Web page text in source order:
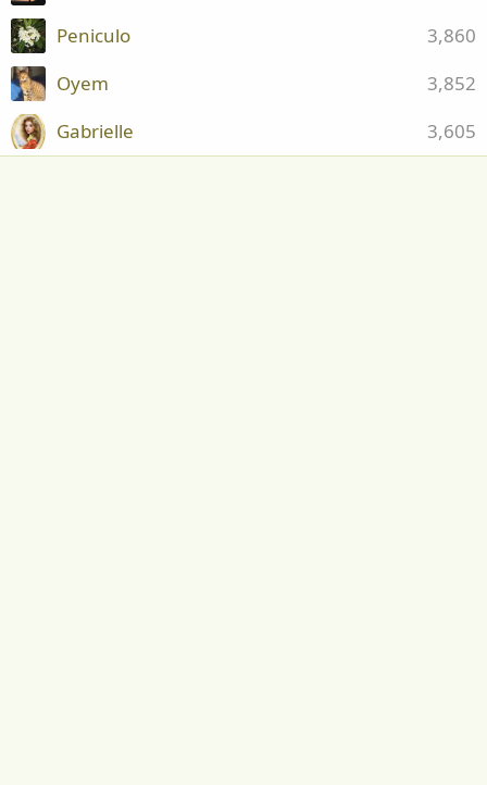
3,860
Peniculo
3,852
Oyem
3,605
Gabrielle